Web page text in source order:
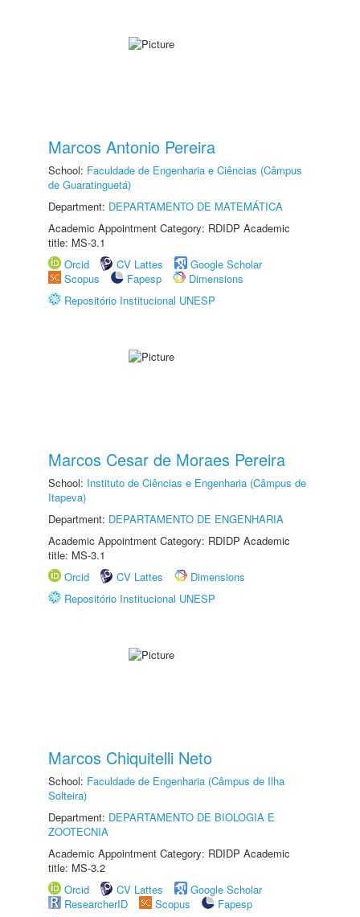
Marcos Antonio Pereira
School: Faculdade de Engenharia e Ciências (Câmpus
de Guaratinguetá)
Department: DEPARTAMENTO DE MATEMÁTICA
Academic Appointment Category: RDIDP Academic
title: MS-3.1
Orcid
CV Lattes
Google Scholar
Scopus
Fapesp
Dimensions
Repositório Institucional UNESP
Marcos Cesar de Moraes Pereira
School: Instituto de Ciências e Engenharia (Câmpus de
Itapeva)
Department: DEPARTAMENTO DE ENGENHARIA
Academic Appointment Category: RDIDP Academic
title: MS-3.1
Orcid
CV Lattes
Dimensions
Repositório Institucional UNESP
Marcos Chiquitelli Neto
School: Faculdade de Engenharia (Câmpus de Ilha
Solteira)
Department: DEPARTAMENTO DE BIOLOGIA E
ZOOTECNIA
Academic Appointment Category: RDIDP Academic
title: MS-3.2
Orcid
CV Lattes
Google Scholar
ResearcherID
Scopus
Fapesp